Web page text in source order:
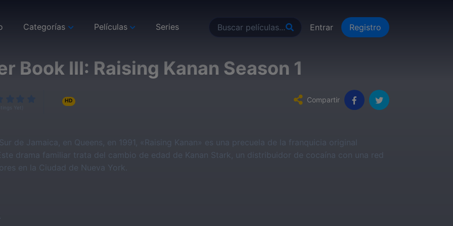
Entrar Registro
Categorías Películas Series
Book III: Raising Kanan Season 1
Yet)
HD Compartir
de Jamaica, en Queens, en 1991, «Raising Kanan» es una precuela de la franquicia original
drama familiar trata del cambio de edad de Kanan Stark, un distribuidor de cocaína con una red
en la Ciudad de Nueva York.